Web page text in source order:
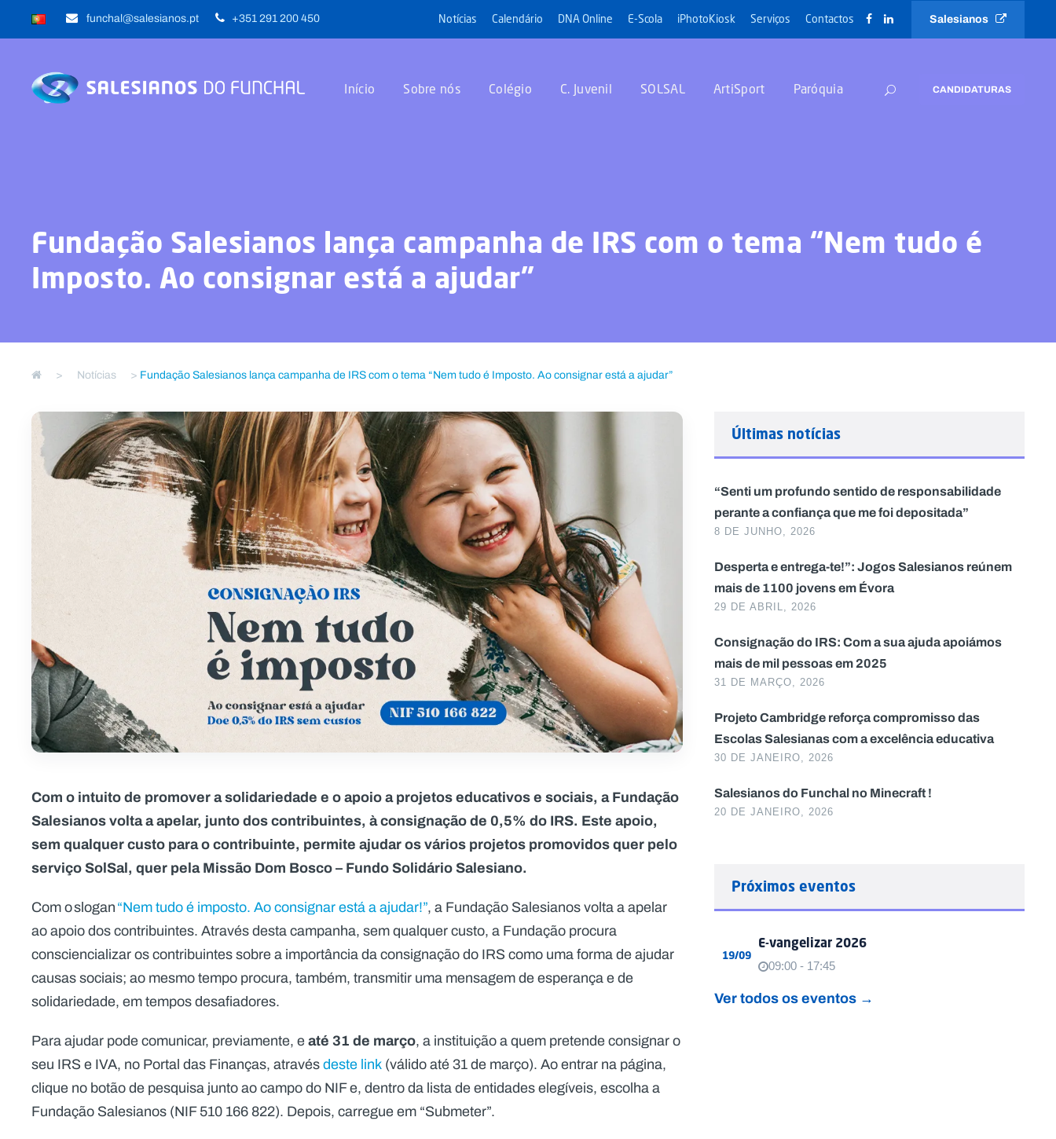
funchal@salesianos.pt +351 291 200 450 Notícias Calendário DNA Online E-Scola iPhotoKiosk Serviços Contactos Salesianos
Início Sobre nós Colégio C. Juvenil SOLSAL ArtiSport Paróquia CANDIDATURAS
Fundação Salesianos lança campanha de IRS com o tema “Nem tudo é
Imposto. Ao consignar está a ajudar”
> Notícias > Fundação Salesianos lança campanha de IRS com o tema “Nem tudo é Imposto. Ao consignar está a ajudar”
Com o intuito de promover a solidariedade e o apoio a projetos educativos e sociais, a Fundação
Salesianos volta a apelar, junto dos contribuintes, à consignação de 0,5% do IRS. Este apoio,
sem qualquer custo para o contribuinte, permite ajudar os vários projetos promovidos quer pelo
serviço SolSal, quer pela Missão Dom Bosco – Fundo Solidário Salesiano.
Com o slogan“Nem tudo é imposto. Ao consignar está a ajudar!”, a Fundação Salesianos volta a apelar
ao apoio dos contribuintes. Através desta campanha, sem qualquer custo, a Fundação procura
consciencializar os contribuintes sobre a importância da consignação do IRS como uma forma de ajudar
causas sociais; ao mesmo tempo procura, também, transmitir uma mensagem de esperança e de
solidariedade, em tempos desafiadores.
Para ajudar pode comunicar, previamente, eaté 31 de março, a instituição a quem pretende consignar o
seu IRS e IVA, no Portal das Finanças, atravésdeste link(válido até 31 de março). Ao entrar na página,
clique no botão de pesquisa junto ao campo do NIF e, dentro da lista de entidades elegíveis, escolha a
Fundação Salesianos (NIF 510 166 822). Depois, carregue em “Submeter”.
Últimas notícias
“Senti um profundo sentido de responsabilidade
perante a confiança que me foi depositada”
8 DE JUNHO, 2026
Desperta e entrega-te!”: Jogos Salesianos reúnem
mais de 1100 jovens em Évora
29 DE ABRIL, 2026
Consignação do IRS: Com a sua ajuda apoiámos
mais de mil pessoas em 2025
31 DE MARÇO, 2026
Projeto Cambridge reforça compromisso das
Escolas Salesianas com a excelência educativa
30 DE JANEIRO, 2026
Salesianos do Funchal no Minecraft !
20 DE JANEIRO, 2026
Próximos eventos
19/09
E-vangelizar 2026
09:00 - 17:45
Ver todos os eventos →